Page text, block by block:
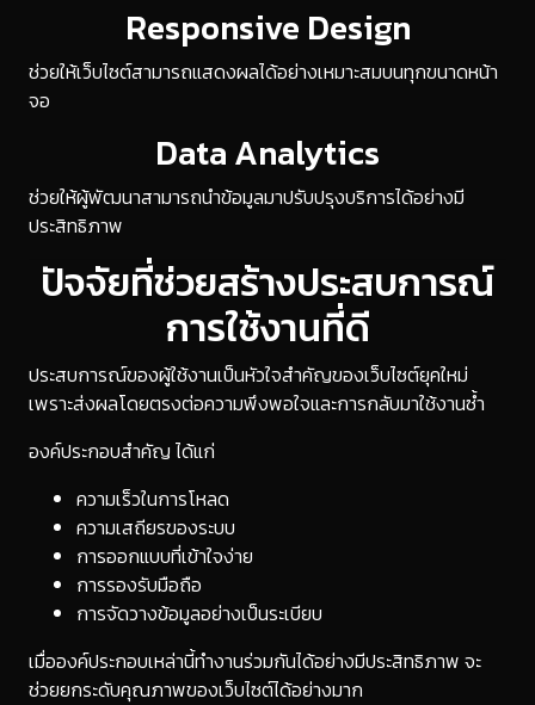
Responsive Design
ช่วยให้เว็บไซต์สามารถแสดงผลได้อย่างเหมาะสมบนทุกขนาดหน้า
จอ
Data Analytics
ช่วยให้ผู้พัฒนาสามารถนำข้อมูลมาปรับปรุงบริการได้อย่างมี
ประสิทธิภาพ
ปัจจัยที่ช่วยสร้างประสบการณ์
การใช้งานที่ดี
ประสบการณ์ของผู้ใช้งานเป็นหัวใจสำคัญของเว็บไซต์ยุคใหม่
เพราะส่งผลโดยตรงต่อความพึงพอใจและการกลับมาใช้งานซ้ำ
องค์ประกอบสำคัญ ได้แก่
ความเร็วในการโหลด
ความเสถียรของระบบ
การออกแบบที่เข้าใจง่าย
การรองรับมือถือ
การจัดวางข้อมูลอย่างเป็นระเบียบ
เมื่อองค์ประกอบเหล่านี้ทำงานร่วมกันได้อย่างมีประสิทธิภาพ จะ
ช่วยยกระดับคุณภาพของเว็บไซต์ได้อย่างมาก